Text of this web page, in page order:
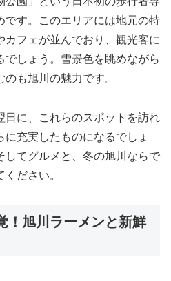
です。このエリアには地元の特
カフェが並んでおり、観光客に
でしょう。雪景色を眺めながら
も旭川の魅力です。
日に、これらのスポットを訪れ
充実したものになるでしょ
してグルメと、冬の旭川ならで
ださい。
！旭川ラーメンと新鮮